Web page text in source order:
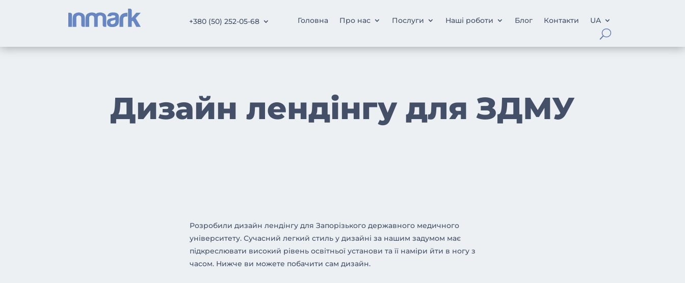
+380 (50) 252-05-68 Головна Про нас Послуги Наші роботи Блог Контакти UA
Дизайн лендінгу для ЗДМУ
Розробили дизайн лендінгу для Запорізького державного медичного
університету. Сучасний легкий стиль у дизайні за нашим задумом має
підкреслювати високий рівень освітньої установи та її наміри йти в ногу з
часом. Нижче ви можете побачити сам дизайн.